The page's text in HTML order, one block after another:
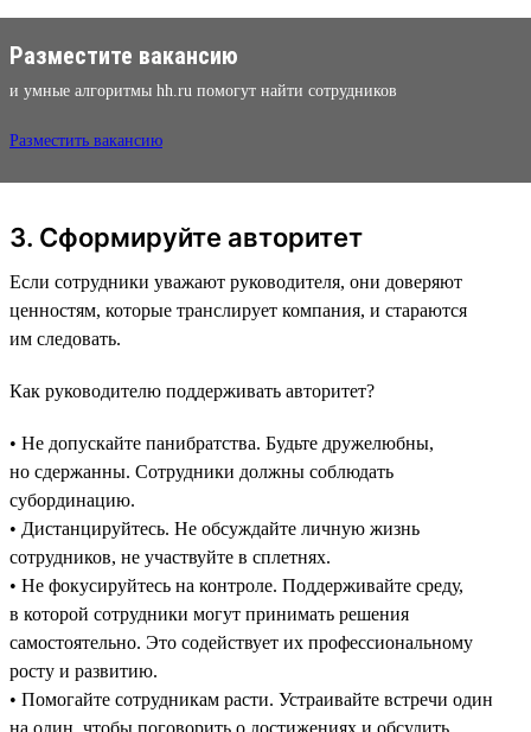
Разместите вакансию
и умные алгоритмы hh.ru помогут найти сотрудников
Разместить вакансию
3. Сформируйте авторитет
Если сотрудники уважают руководителя, они доверяют
ценностям, которые транслирует компания, и стараются
им следовать.
Как руководителю поддерживать авторитет?
• Не допускайте панибратства. Будьте дружелюбны,
но сдержанны. Сотрудники должны соблюдать
субординацию.
• Дистанцируйтесь. Не обсуждайте личную жизнь
сотрудников, не участвуйте в сплетнях.
• Не фокусируйтесь на контроле. Поддерживайте среду,
в которой сотрудники могут принимать решения
самостоятельно. Это содействует их профессиональному
росту и развитию.
• Помогайте сотрудникам расти. Устраивайте встречи один
на один, чтобы поговорить о достижениях и обсудить